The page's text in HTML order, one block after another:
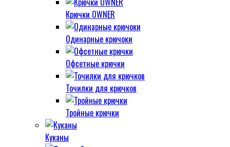
Крючки OWNER
Одинарные крючоки
Офсетные крючки
Точилки для крючков
Тройные крючки
Куканы